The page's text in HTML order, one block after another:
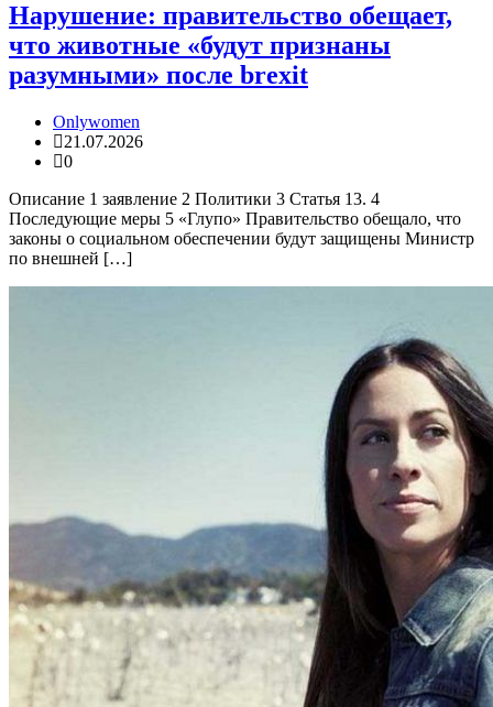
Нарушение: правительство обещает,
что животные «будут признаны
разумными» после brexit
Onlywomen
21.07.2026
0
Описание 1 заявление 2 Политики 3 Статья 13. 4
Последующие меры 5 «Глупо» Правительство обещало, что
законы о социальном обеспечении будут защищены Министр
по внешней […]